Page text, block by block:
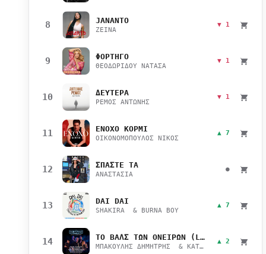
8 JANANTO
ZEINA
▼ 1
9 ΦΟΡΤΗΓΟ
ΘΕΟΔΩΡΙΔΟΥ ΝΑΤΑΣΑ
▼ 1
10 ΔΕΥΤΕΡΑ
ΡΕΜΟΣ ΑΝΤΩΝΗΣ
▼ 1
11 ΕΝΟΧΟ ΚΟΡΜΙ
ΟΙΚΟΝΟΜΟΠΟΥΛΟΣ ΝΙΚΟΣ
▲ 7
12 ΣΠΑΣΤΕ ΤΑ
ΑΝΑΣΤΑΣΙΑ
●
13 DAI DAI
SHAKIRA & BURNA BOY
▲ 7
14 ΤΟ ΒΑΛΣ ΤΩΝ ΟΝΕΙΡΩΝ (LIVE)
ΜΠΑΚΟΥΛΗΣ ΔΗΜΗΤΡΗΣ & ΚΑΤΣΙΜΙΧΑ ΜΑΡΙΑΝΑ
▲ 2